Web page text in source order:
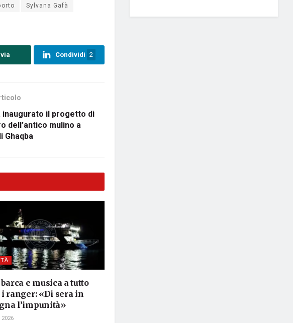
Sylvana Gafà
Condividi 2
inaugurato il progetto di
dell’antico mulino a
Ghaqba
e musica a tutto
ranger: «Di sera in
l’impunità»